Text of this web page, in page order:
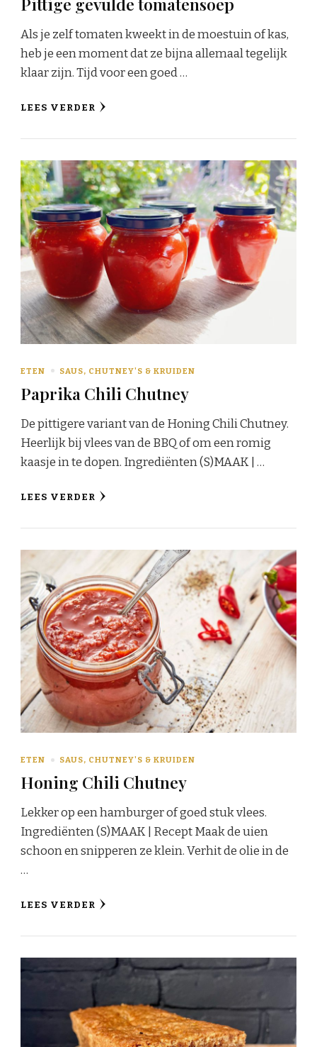
Als je zelf tomaten kweekt in de moestuin of kas,
heb je een moment dat ze bijna allemaal tegelijk
klaar zijn. Tijd voor een goed …
LEES VERDER
ETEN SAUS, CHUTNEY'S & KRUIDEN
Paprika Chili Chutney
De pittigere variant van de Honing Chili Chutney.
Heerlijk bij vlees van de BBQ of om een romig
kaasje in te dopen. Ingrediënten (S)MAAK | …
LEES VERDER
ETEN SAUS, CHUTNEY'S & KRUIDEN
Honing Chili Chutney
Lekker op een hamburger of goed stuk vlees.
Ingrediënten (S)MAAK | Recept Maak de uien
schoon en snipperen ze klein. Verhit de olie in de
…
LEES VERDER